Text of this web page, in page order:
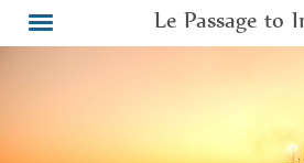
Le Passage to